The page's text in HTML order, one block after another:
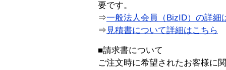
要です。
⇒一般法人会員（BizID）の詳細
⇒ 見積書について詳細はこちら
■請求書について
ご注文時に希望されたお客様に